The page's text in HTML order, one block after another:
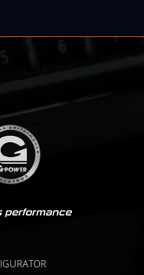
performance